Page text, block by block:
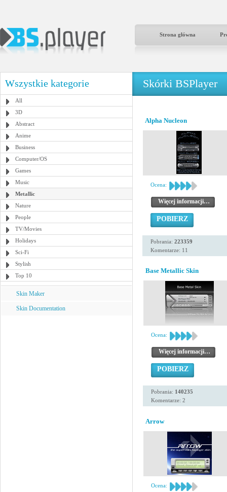
Strona główna
Wszystkie kategorie
All
3D
Abstract
Anime
Business
Computer/OS
Games
Music
Metallic
Nature
People
TV/Movies
Holidays
Sci-Fi
Stylish
Top 10
Skin Maker
Skin Documentation
Skórki BSPlayer
Alpha Nucleon
Ocena:
Więcej informacji…
POBIERZ
Pobrania: 223359
Komentarze: 11
Base Metallic Skin
Ocena:
Więcej informacji…
POBIERZ
Pobrania: 140235
Komentarze: 2
Arrow
Ocena: